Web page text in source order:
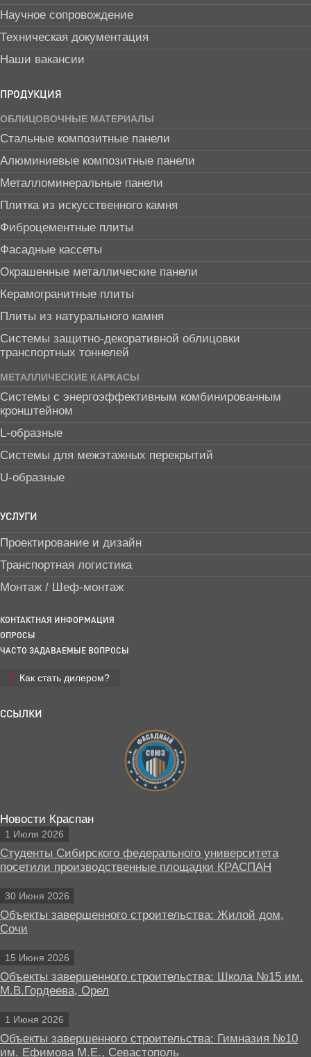
Научное сопровождение
Техническая документация
Наши вакансии
ПРОДУКЦИЯ
ОБЛИЦОВОЧНЫЕ МАТЕРИАЛЫ
Стальные композитные панели
Алюминиевые композитные панели
Металломинеральные панели
Плитка из искусственного камня
Фиброцементные плиты
Фасадные кассеты
Окрашенные металлические панели
Керамогранитные плиты
Плиты из натурального камня
Системы защитно-декоративной облицовки
транспортных тоннелей
МЕТАЛЛИЧЕСКИЕ КАРКАСЫ
Системы с энергоэффективным комбинированным
кронштейном
L-образные
Системы для межэтажных перекрытий
U-образные
УСЛУГИ
Проектирование и дизайн
Транспортная логистика
Монтаж / Шеф-монтаж
КОНТАКТНАЯ ИНФОРМАЦИЯ
ОПРОСЫ
ЧАСТО ЗАДАВАЕМЫЕ ВОПРОСЫ
Как стать дилером?
ССЫЛКИ
Новости Краспан
1 Июля 2026
Студенты Сибирского федерального университета
посетили производственные площадки КРАСПАН
30 Июня 2026
Объекты завершенного строительства: Жилой дом,
Сочи
15 Июня 2026
Объекты завершенного строительства: Школа №15 им.
М.В.Гордеева, Орел
1 Июня 2026
Объекты завершенного строительства: Гимназия №10
им. Ефимова М.Е., Севастополь